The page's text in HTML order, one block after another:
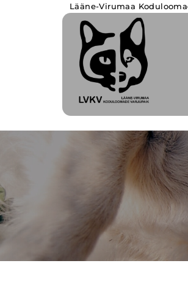
Lääne-Virumaa